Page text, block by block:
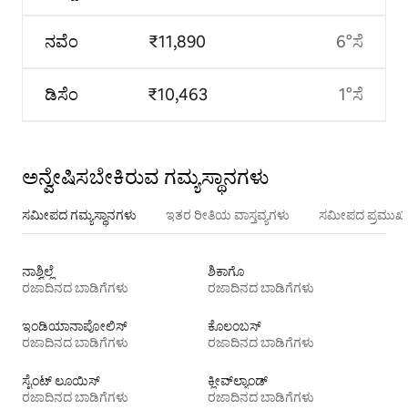
ನವೆಂ
ಡಿಸೆಂ
₹11,890
₹10,463
6°ಸೆ
1°ಸೆ
ಅನ್ವೇಷಿಸಬೇಕಿರುವ ಗಮ್ಯಸ್ಥಾನಗಳು
ಸಮೀಪದ ಗಮ್ಯಸ್ಥಾನಗಳು ಇತರ ರೀತಿಯ ವಾಸ್ತವ್ಯಗಳು ಸಮೀಪದ ಪ್ರಮುಖ
ನಾಶ್ವಿಲ್ಲೆ
ರಜಾದಿನದ ಬಾಡಿಗೆಗಳು
ಶಿಕಾಗೊ
ರಜಾದಿನದ ಬಾಡಿಗೆಗಳು
ಇಂಡಿಯಾನಾಪೋಲಿಸ್
ರಜಾದಿನದ ಬಾಡಿಗೆಗಳು
ಕೊಲಂಬಸ್
ರಜಾದಿನದ ಬಾಡಿಗೆಗಳು
ಸೈಂಟ್ ಲೂಯಿಸ್
ರಜಾದಿನದ ಬಾಡಿಗೆಗಳು
ಕ್ಲೀವ್‌ಲ್ಯಾಂಡ್
ರಜಾದಿನದ ಬಾಡಿಗೆಗಳು